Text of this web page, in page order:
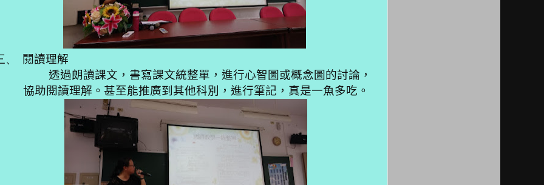
、
閱讀理解
透過朗讀課文，書寫課文統整單，進行心智圖或概念圖的討論，
協助閱讀理解。甚至能推廣到其他科別，進行筆記，真是一魚多吃。